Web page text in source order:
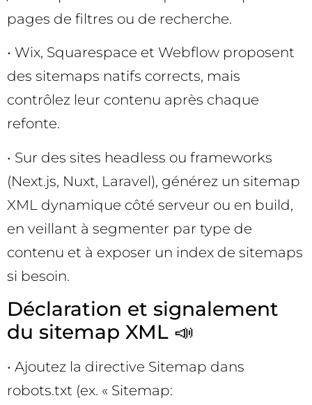
pages de filtres ou de recherche.
• Wix, Squarespace et Webflow proposent
des sitemaps natifs corrects, mais
contrôlez leur contenu après chaque
refonte.
• Sur des sites headless ou frameworks
(Next.js, Nuxt, Laravel), générez un sitemap
XML dynamique côté serveur ou en build,
en veillant à segmenter par type de
contenu et à exposer un index de sitemaps
si besoin.
Déclaration et signalement
du sitemap XML 📣
• Ajoutez la directive Sitemap dans
robots.txt (ex. « Sitemap: